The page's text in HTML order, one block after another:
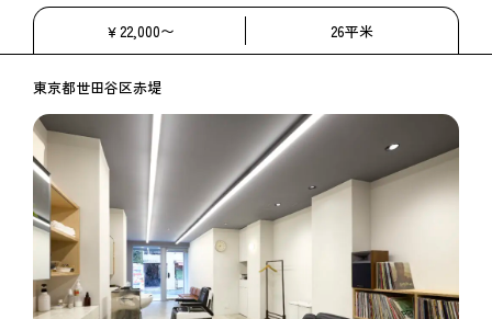
￥22,000〜 26平米
東京都世田谷区赤堤